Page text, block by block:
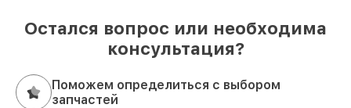
Остался вопрос или необходима
консультация?
Поможем определиться с выбором
запчастей